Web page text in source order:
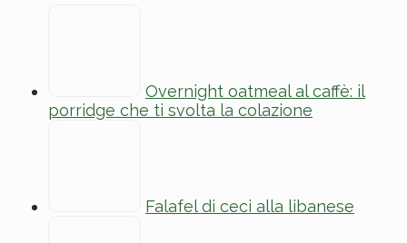
Overnight oatmeal al caffè: il
porridge che ti svolta la colazione
Falafel di ceci alla libanese